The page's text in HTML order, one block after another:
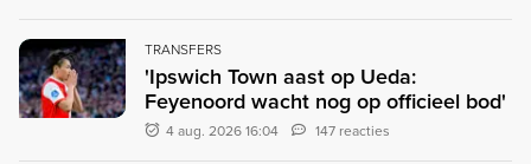
TRANSFERS
'Ipswich Town aast op Ueda:
Feyenoord wacht nog op officieel bod'
4 aug. 2026 16:04 147 reacties